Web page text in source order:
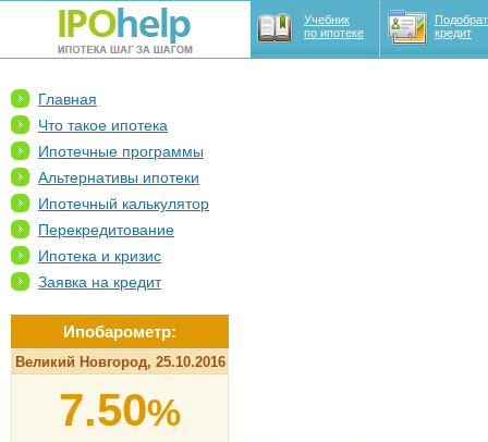
Учебник
по ипотеке
кредит
Главная
Что такое ипотека
Ипотечные программы
Альтернативы ипотеки
Ипотечный калькулятор
Перекредитование
Ипотека и кризис
Заявка на кредит
Ипобарометр:
Великий Новгород, 25.10.2016
7.50%